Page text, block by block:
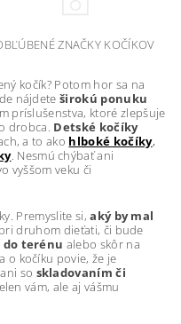
ZNAČKY KOČÍKOV
kočík? Potom hor sa na
nájdeteširokú ponuku
príslušenstva, ktoré zlepšuje
drobca. Detské kočíky
a to ako hlboké kočíky,
. Nesmú chýbať ani
vyššom veku či
Premyslite si, aký by mal
druhom dieťati, či bude
do terénu alebo skôr na
o kočíku povie, že je
so skladovaním či
vám, ale aj vášmu